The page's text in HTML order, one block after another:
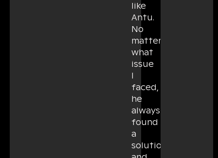
like
Antu.
No
matter
what
issue
I
faced,
he
always
found
a
solution